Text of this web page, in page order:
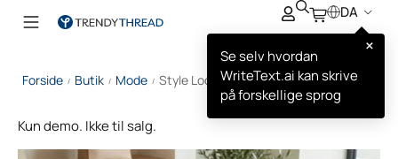
DA
×
Se selv hvordan
WriteText.ai kan skrive
på forskellige sprog
Forside / Butik / Mode / Style Lookbook (PDF)
Kun demo. Ikke til salg.